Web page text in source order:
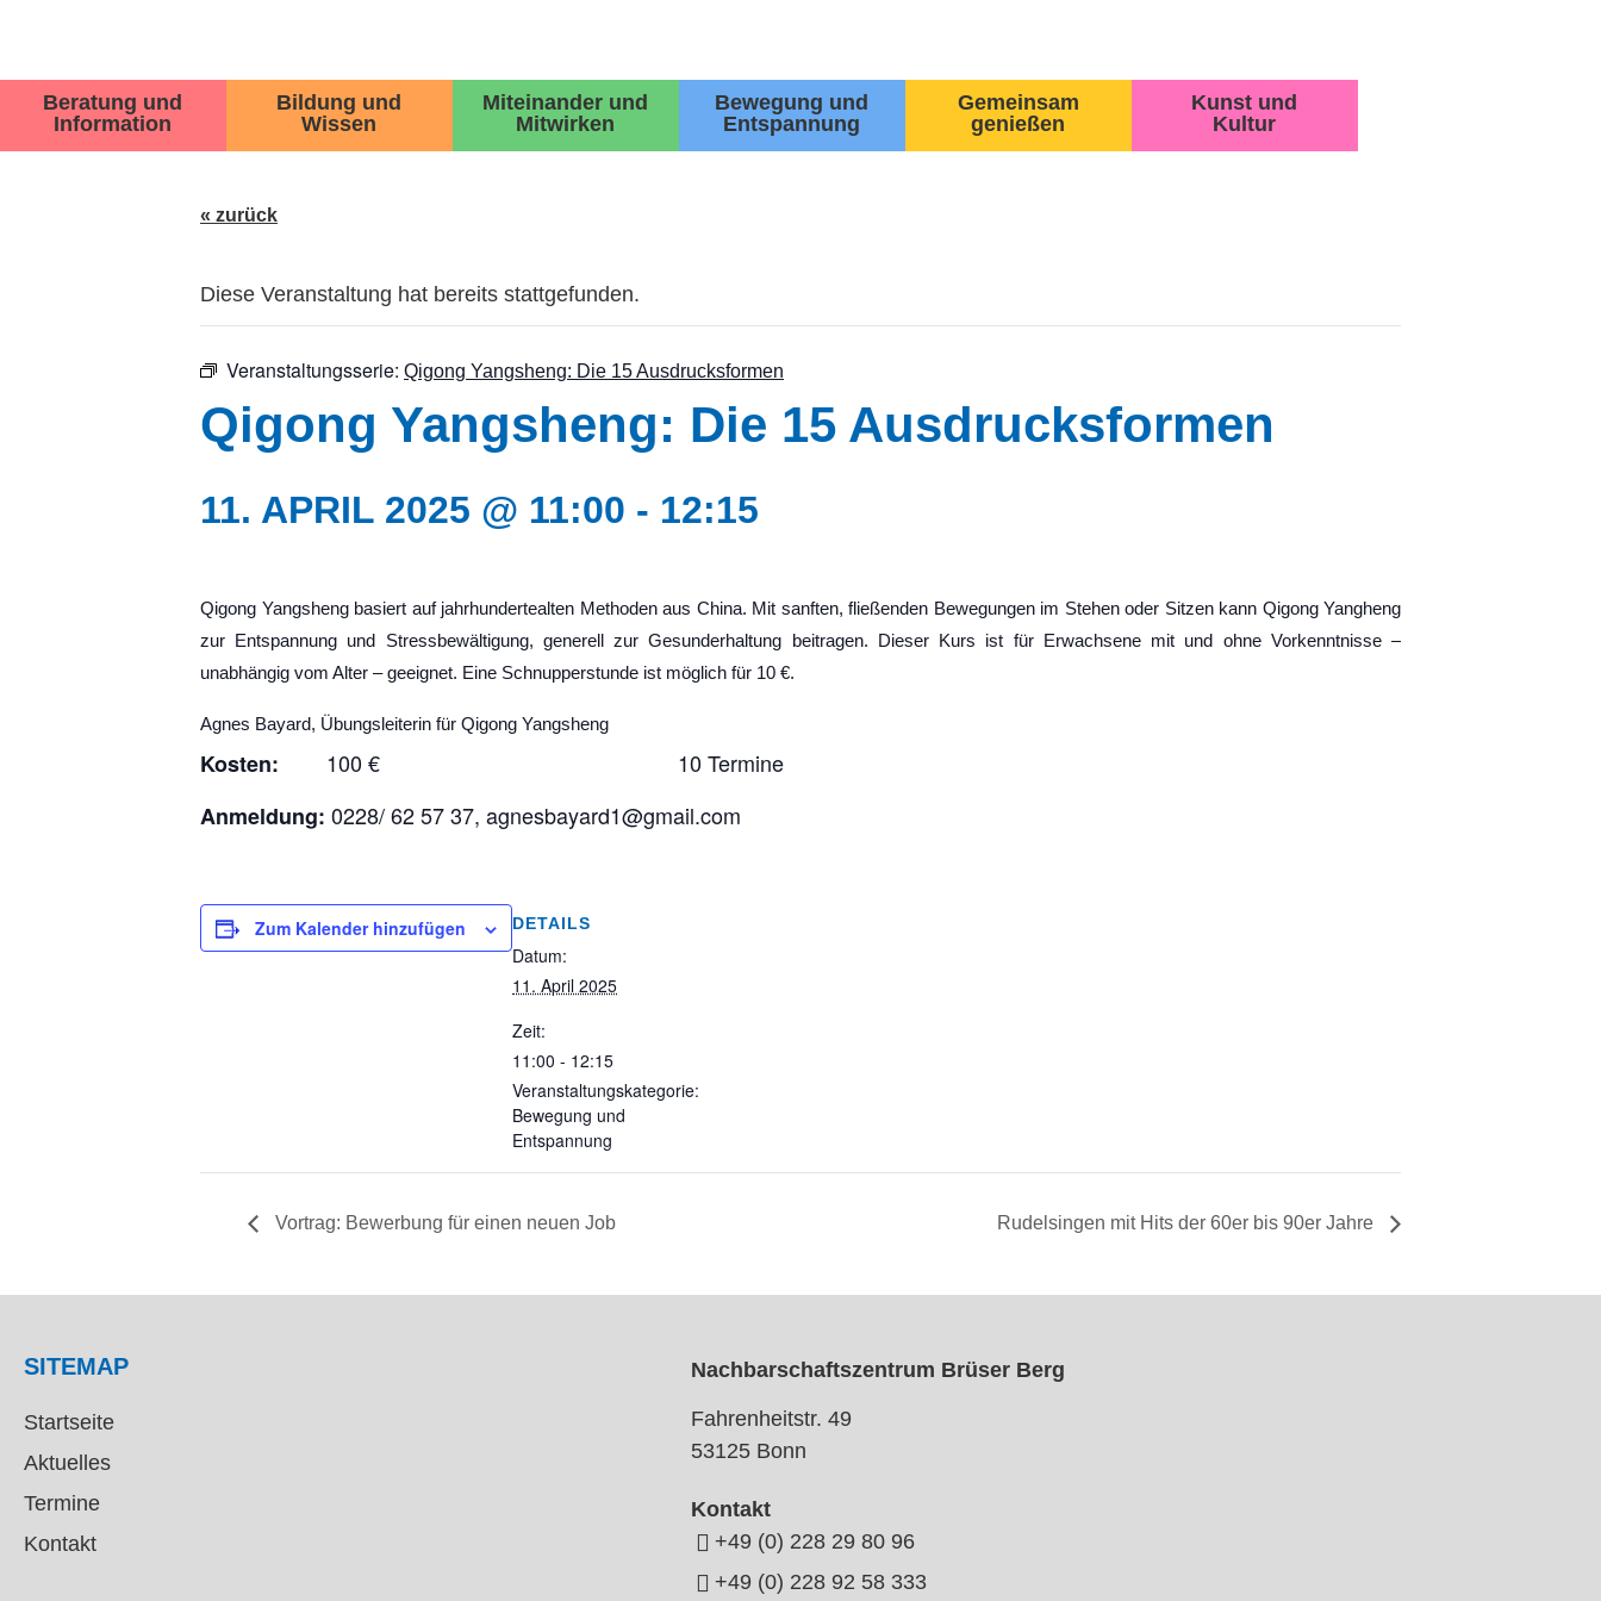
Beratung und
Information
Bildung und
Wissen
Miteinander und
Mitwirken
Bewegung und
Entspannung
Gemeinsam
genießen
Kunst und
Kultur
« zurück
Diese Veranstaltung hat bereits stattgefunden.
Veranstaltungsserie: Qigong Yangsheng: Die 15 Ausdrucksformen
Qigong Yangsheng: Die 15 Ausdrucksformen
11. APRIL 2025 @ 11:00 - 12:15
Qigong Yangsheng basiert auf jahrhundertealten Methoden aus China. Mit sanften, fließenden Bewegungen im Stehen oder Sitzen kann Qigong Yangheng
zur Entspannung und Stressbewältigung, generell zur Gesunderhaltung beitragen. Dieser Kurs ist für Erwachsene mit und ohne Vorkenntnisse –
unabhängig vom Alter – geeignet. Eine Schnupperstunde ist möglich für 10 €.
Agnes Bayard, Übungsleiterin für Qigong Yangsheng
Kosten: 100 € 10 Termine
Anmeldung: 0228/ 62 57 37, agnesbayard1@gmail.com
Zum Kalender hinzufügen DETAILS
Datum:
11. April 2025
Zeit:
11:00 - 12:15
Veranstaltungskategorie:
Bewegung und
Entspannung
Vortrag: Bewerbung für einen neuen Job Rudelsingen mit Hits der 60er bis 90er Jahre
SITEMAP
Startseite
Aktuelles
Termine
Kontakt
Nachbarschaftszentrum Brüser Berg
Fahrenheitstr. 49
53125 Bonn
Kontakt
+49 (0) 228 29 80 96
+49 (0) 228 92 58 333